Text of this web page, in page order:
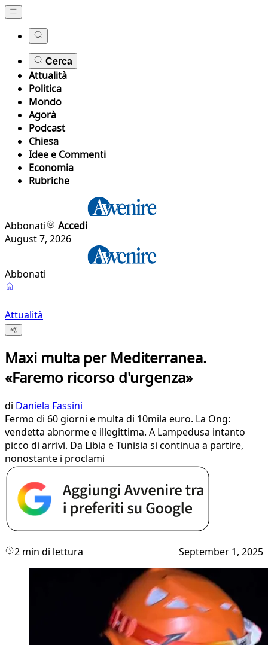
Cerca
Attualità
Politica
Mondo
Agorà
Podcast
Chiesa
Idee e Commenti
Economia
Rubriche
Abbonati
Accedi
August 7, 2026
Abbonati
Attualità
Maxi multa per Mediterranea.
«Faremo ricorso d'urgenza»
di Daniela Fassini
Fermo di 60 giorni e multa di 10mila euro. La Ong:
vendetta abnorme e illegittima. A Lampedusa intanto
picco di arrivi. Da Libia e Tunisia si continua a partire,
nonostante i proclami
2 min di lettura September 1, 2025